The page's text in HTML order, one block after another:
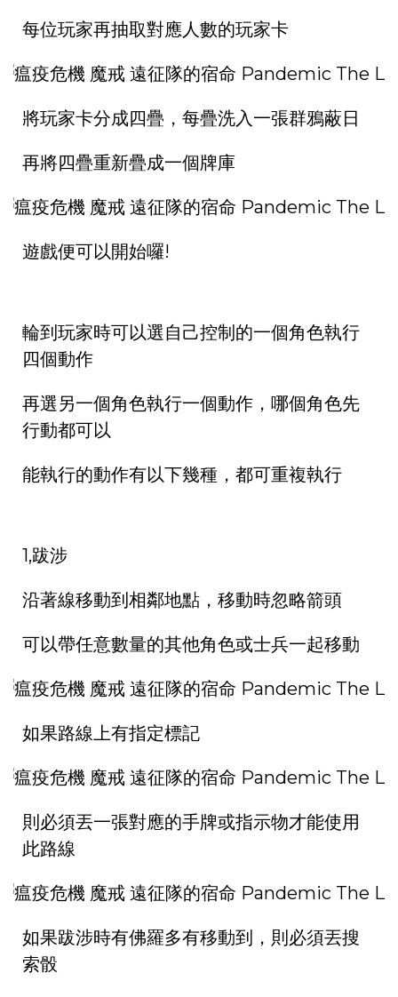
每位玩家再抽取對應人數的玩家卡
將玩家卡分成四疊，每疊洗入一張群鴉蔽日
再將四疊重新疊成一個牌庫
遊戲便可以開始囉!
輪到玩家時可以選自己控制的一個角色執行
四個動作
再選另一個角色執行一個動作，哪個角色先
行動都可以
能執行的動作有以下幾種，都可重複執行
1,跋涉
沿著線移動到相鄰地點，移動時忽略箭頭
可以帶任意數量的其他角色或士兵一起移動
如果路線上有指定標記
則必須丟一張對應的手牌或指示物才能使用
此路線
如果跋涉時有佛羅多有移動到，則必須丟搜
索骰